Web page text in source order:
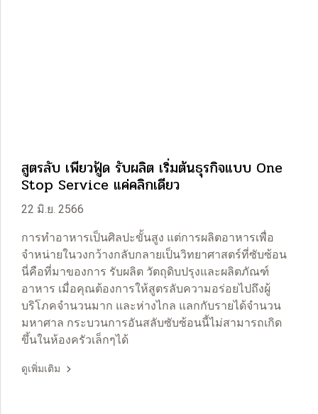
สูตรลับ เพียวฟู้ด รับผลิต เริ่มต้นธุรกิจแบบ One
Stop Service แค่คลิกเดียว
22 มิ.ย. 2566
การทำอาหารเป็นศิลปะขั้นสูง แต่การผลิตอาหารเพื่อ
จำหน่ายในวงกว้างกลับกลายเป็นวิทยาศาสตร์ที่ซับซ้อน
นี่คือที่มาของการ รับผลิต วัตถุดิบปรุงและผลิตภัณฑ์
อาหาร เมื่อคุณต้องการให้สูตรลับความอร่อยไปถึงผู้
บริโภคจำนวนมาก และห่างไกล แลกกับรายได้จำนวน
มหาศาล กระบวนการอันสลับซับซ้อนนี้ไม่สามารถเกิด
ขึ้นในห้องครัวเล็กๆได้
ดูเพิ่มเติม